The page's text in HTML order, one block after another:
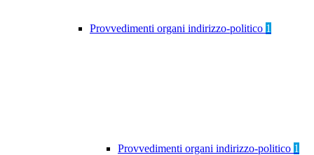
Provvedimenti organi indirizzo-politico 1
Provvedimenti organi indirizzo-politico 1